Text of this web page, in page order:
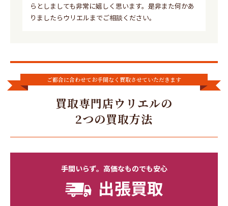
らとしましても非常に嬉しく思います。是非また何かあ
りましたらウリエルまでご相談ください。
ご都合に合わせてお手間なく買取させていただきます
買取専門店ウリエルの
2つの買取方法
手間いらず。高価なものでも安心
出張買取